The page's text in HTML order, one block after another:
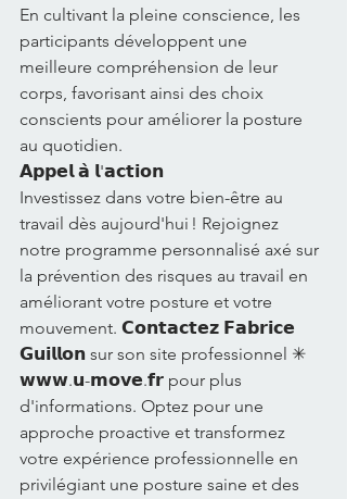
En cultivant la pleine conscience, les
participants développent une
meilleure compréhension de leur
corps, favorisant ainsi des choix
conscients pour améliorer la posture
au quotidien.
𝗔𝗽𝗽𝗲𝗹 𝗮̀ 𝗹'𝗮𝗰𝘁𝗶𝗼𝗻
Investissez dans votre bien-être au
travail dès aujourd'hui ! Rejoignez
notre programme personnalisé axé sur
la prévention des risques au travail en
améliorant votre posture et votre
mouvement. 𝗖𝗼𝗻𝘁𝗮𝗰𝘁𝗲𝘇 𝗙𝗮𝗯𝗿𝗶𝗰𝗲
𝗚𝘂𝗶𝗹𝗹𝗼𝗻 sur son site professionnel ✳
𝘄𝘄𝘄.𝘂-𝗺𝗼𝘃𝗲.𝗳𝗿 pour plus
d'informations. Optez pour une
approche proactive et transformez
votre expérience professionnelle en
privilégiant une posture saine et des